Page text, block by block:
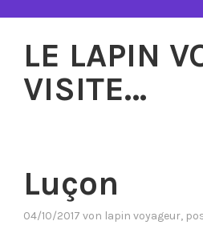
LE LAPIN
VISITE…
Luçon
04/10/2017 von lapin voyageur,